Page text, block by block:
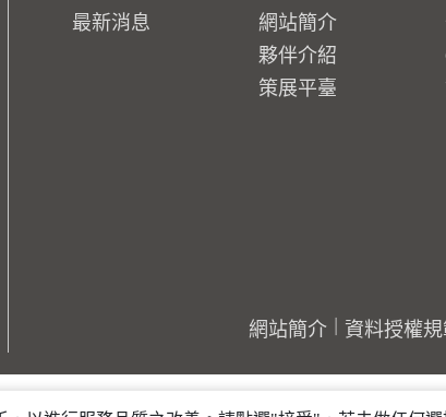
最新消息
網站簡介
夥伴介紹
策展平臺
網站簡介 資料授權